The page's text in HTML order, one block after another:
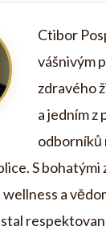
Ctibor
vášnivým
zdravého
a jedním z
odborníků
S bohatými
a